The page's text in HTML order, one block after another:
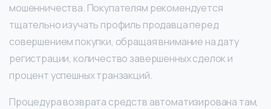
мошенничества. Покупателям рекомендуется
тщательно изучать профиль продавца перед
совершением покупки, обращая внимание на дату
регистрации, количество завершенных сделок и
процент успешных транзакций.
Процедура возврата средств автоматизирована там,